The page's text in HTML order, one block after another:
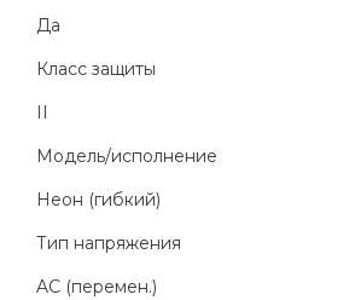
Да
Класс защиты
II
Модель/исполнение
Неон (гибкий)
Тип напряжения
AC (перемен.)